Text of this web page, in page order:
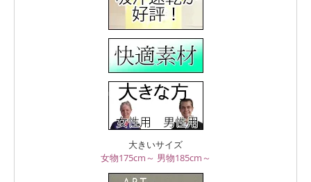
大きいサイズ
女物175cm～ 男物185cm～